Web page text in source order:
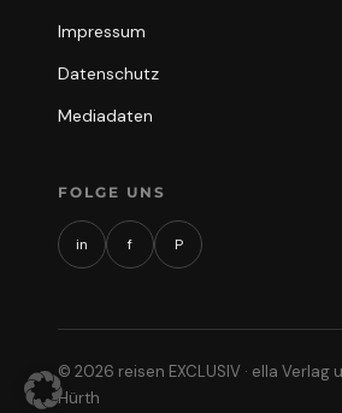
Impressum
Datenschutz
Mediadaten
FOLGE UNS
in f P
© 2026 reisen EXCLUSIV · ella Verlag
Hürth